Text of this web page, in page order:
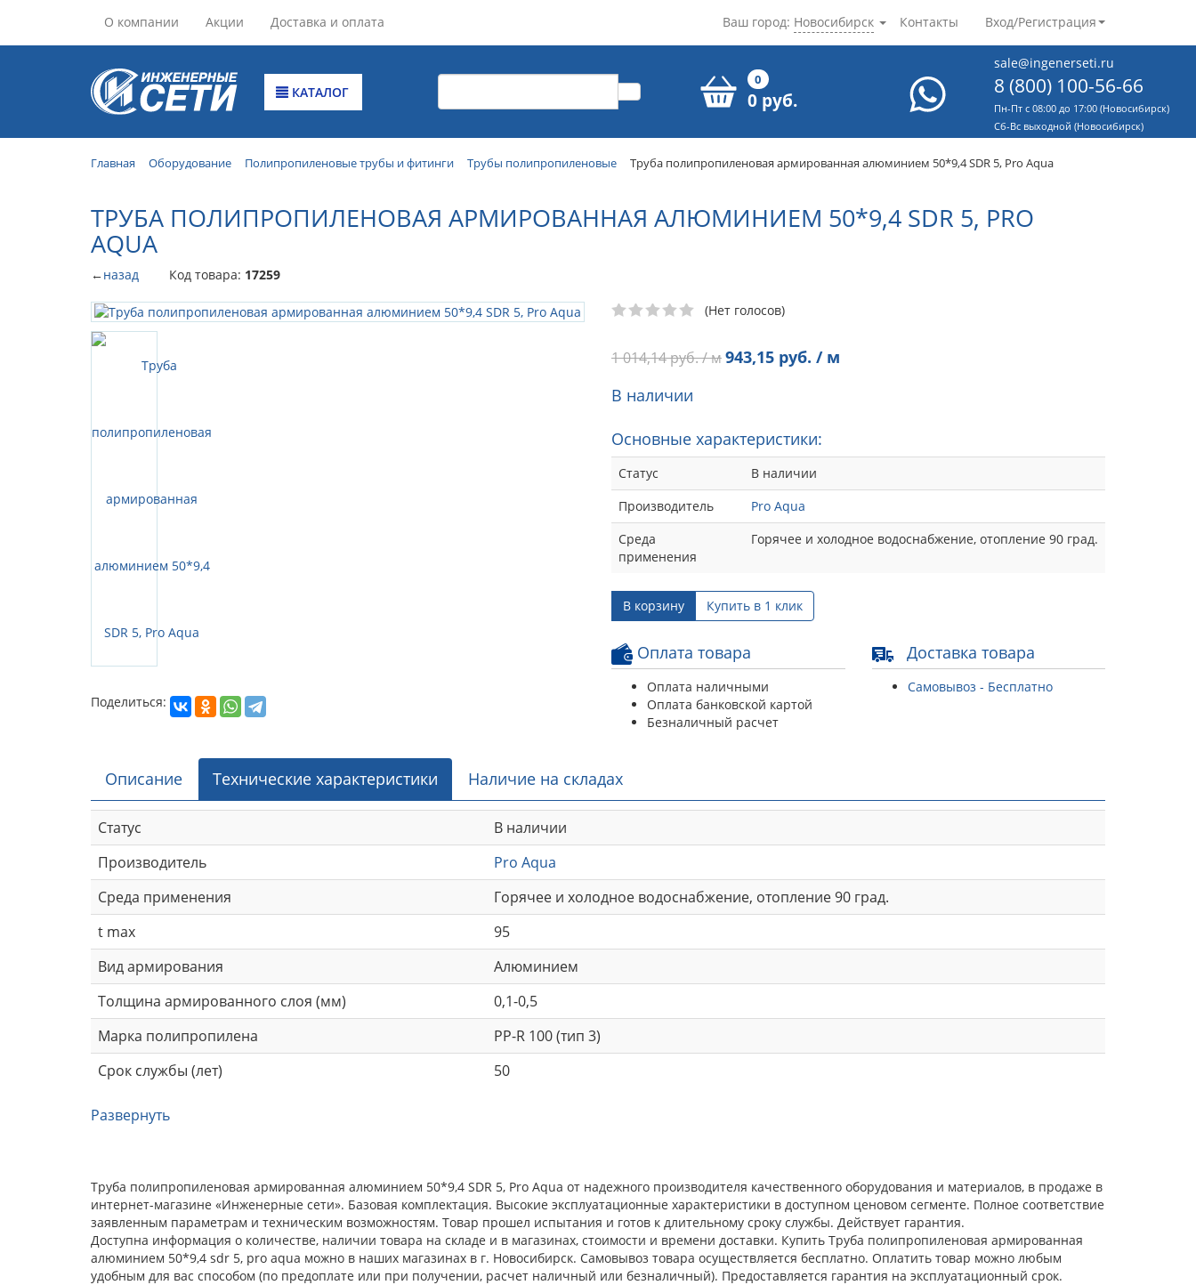
О компании Акции Доставка и оплата Контакты Вход/Регистрация
Ваш город: Новосибирск
КАТАЛОГ
0
0 руб.
sale@ingenerseti.ru
8 (800) 100-56-66
Пн-Пт с 08:00 до 17:00 (Новосибирск)
Cб-Вс выходной (Новосибирск)
Главная Оборудование Полипропиленовые трубы и фитинги Трубы полипропиленовые Труба полипропиленовая армированная алюминием 50*9,4 SDR 5, Pro Aqua
ТРУБА ПОЛИПРОПИЛЕНОВАЯ АРМИРОВАННАЯ АЛЮМИНИЕМ 50*9,4 SDR 5, PRO
AQUA
←назад Код товара: 17259
Поделиться:
(Нет голосов)
1 014,14руб. / м943,15 руб. / м
В наличии
Основные характеристики:
Статус
В наличии
Производитель
Pro Aqua
Среда
применения
Горячее и холодное водоснабжение, отопление 90 град.
В корзину Купить в 1 клик
Оплата товара
Оплата наличными
Оплата банковской картой
Безналичный расчет
Доставка товара
Самовывоз - Бесплатно
Описание Технические характеристики Наличие на складах
Статус
В наличии
Производитель
Pro Aqua
Среда применения
Горячее и холодное водоснабжение, отопление 90 град.
t max
95
Вид армирования
Алюминием
Толщина армированного слоя (мм)
0,1-0,5
Марка полипропилена
PP-R 100 (тип 3)
Срок службы (лет)
50
Развернуть
Труба полипропиленовая армированная алюминием 50*9,4 SDR 5, Pro Aqua от надежного производителя качественного оборудования и материалов, в продаже в
интернет-магазине «Инженерные сети». Базовая комплектация. Высокие эксплуатационные характеристики в доступном ценовом сегменте. Полное соответствие
заявленным параметрам и техническим возможностям. Товар прошел испытания и готов к длительному сроку службы. Действует гарантия.
Доступна информация о количестве, наличии товара на складе и в магазинах, стоимости и времени доставки. Купить Труба полипропиленовая армированная
алюминием 50*9,4 sdr 5, pro aqua можно в наших магазинах в г. Новосибирск. Самовывоз товара осуществляется бесплатно. Оплатить товар можно любым
удобным для вас способом (по предоплате или при получении, расчет наличный или безналичный). Предоставляется гарантия на эксплуатационный срок.